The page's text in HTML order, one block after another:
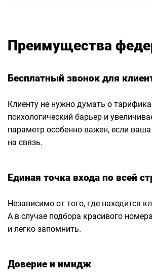
Преимущества
Бесплатный звонок для
Клиенту не нужно думать о
психологический барьер и
параметр особенно важен, если
на связь.
Единая точка входа по всей
Независимо от того, где находится
А в случае подбора красивого
и легко запомнить.
Доверие и имидж